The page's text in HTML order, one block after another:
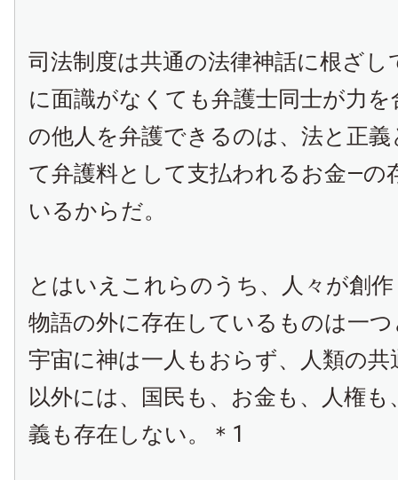
司法制度は共通の法律神話に根ざし
に面識がなくても弁護士同士が力
の他人を弁護できるのは、法と正
て弁護料として支払われるお金—の
いるからだ。
とはいえこれらのうち、人々が創
物語の外に存在しているものは一
宇宙に神は一人もおらず、人類の共
以外には、国民も、お金も、人権も
義も存在しない。＊1